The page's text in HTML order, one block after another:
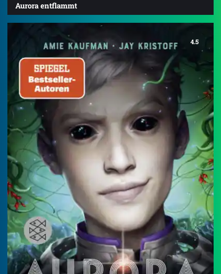
Aurora entflammt
4.5